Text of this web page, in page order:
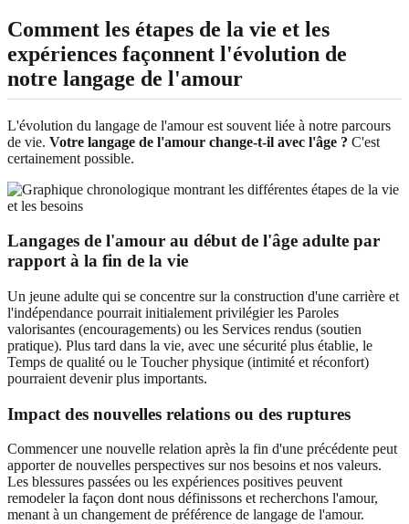
Comment les étapes de la vie et les
expériences façonnent l'évolution de
notre langage de l'amour
L'évolution du langage de l'amour est souvent liée à notre parcours
de vie. Votre langage de l'amour change-t-il avec l'âge ? C'est
certainement possible.
Langages de l'amour au début de l'âge adulte par
rapport à la fin de la vie
Un jeune adulte qui se concentre sur la construction d'une carrière et
l'indépendance pourrait initialement privilégier les Paroles
valorisantes (encouragements) ou les Services rendus (soutien
pratique). Plus tard dans la vie, avec une sécurité plus établie, le
Temps de qualité ou le Toucher physique (intimité et réconfort)
pourraient devenir plus importants.
Impact des nouvelles relations ou des ruptures
Commencer une nouvelle relation après la fin d'une précédente peut
apporter de nouvelles perspectives sur nos besoins et nos valeurs.
Les blessures passées ou les expériences positives peuvent
remodeler la façon dont nous définissons et recherchons l'amour,
menant à un changement de préférence de langage de l'amour.